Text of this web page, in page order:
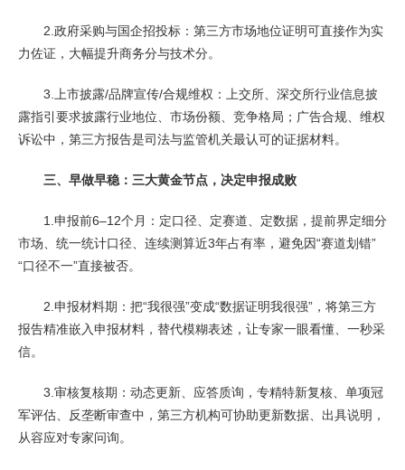
2.政府采购与国企招投标：第三方市场地位证明可直接作为实
力佐证，大幅提升商务分与技术分。
3.上市披露/品牌宣传/合规维权：上交所、深交所行业信息披
露指引要求披露行业地位、市场份额、竞争格局；广告合规、维权
诉讼中，第三方报告是司法与监管机关最认可的证据材料。
三、早做早稳：三大黄金节点，决定申报成败
1.申报前6–12个月：定口径、定赛道、定数据，提前界定细分
市场、统一统计口径、连续测算近3年占有率，避免因“赛道划错”
“口径不一”直接被否。
2.申报材料期：把“我很强”变成“数据证明我很强”，将第三方
报告精准嵌入申报材料，替代模糊表述，让专家一眼看懂、一秒采
信。
3.审核复核期：动态更新、应答质询，专精特新复核、单项冠
军评估、反垄断审查中，第三方机构可协助更新数据、出具说明，
从容应对专家问询。